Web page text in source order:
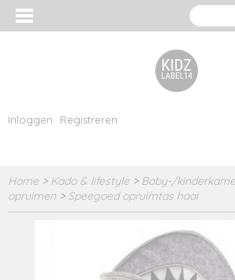
Inloggen Registreren
Home > Kado & lifestyle > Baby-/
opruimen > Speegoed opruimtas haai